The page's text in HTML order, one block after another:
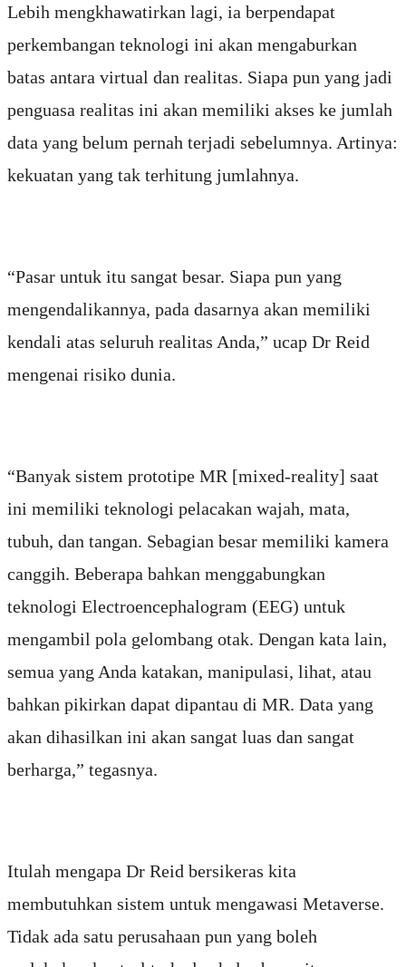
Lebih mengkhawatirkan lagi, ia berpendapat
perkembangan teknologi ini akan mengaburkan
batas antara virtual dan realitas. Siapa pun yang jadi
penguasa realitas ini akan memiliki akses ke jumlah
data yang belum pernah terjadi sebelumnya. Artinya:
kekuatan yang tak terhitung jumlahnya.
“Pasar untuk itu sangat besar. Siapa pun yang
mengendalikannya, pada dasarnya akan memiliki
kendali atas seluruh realitas Anda,” ucap Dr Reid
mengenai risiko dunia.
“Banyak sistem prototipe MR [mixed-reality] saat
ini memiliki teknologi pelacakan wajah, mata,
tubuh, dan tangan. Sebagian besar memiliki kamera
canggih. Beberapa bahkan menggabungkan
teknologi Electroencephalogram (EEG) untuk
mengambil pola gelombang otak. Dengan kata lain,
semua yang Anda katakan, manipulasi, lihat, atau
bahkan pikirkan dapat dipantau di MR. Data yang
akan dihasilkan ini akan sangat luas dan sangat
berharga,” tegasnya.
Itulah mengapa Dr Reid bersikeras kita
membutuhkan sistem untuk mengawasi Metaverse.
Tidak ada satu perusahaan pun yang boleh